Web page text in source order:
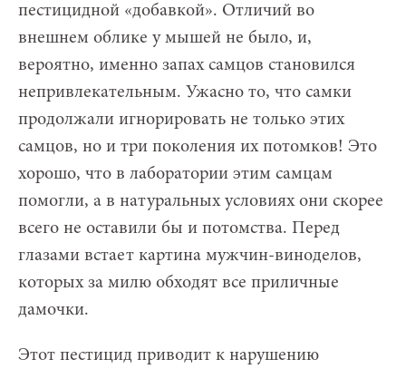
пестицидной «добавкой». Отличий во
внешнем облике у мышей не было, и,
вероятно, именно запах самцов становился
непривлекательным. Ужасно то, что самки
продолжали игнорировать не только этих
самцов, но и три поколения их потомков! Это
хорошо, что в лаборатории этим самцам
помогли, а в натуральных условиях они скорее
всего не оставили бы и потомства. Перед
глазами встает картина мужчин-виноделов,
которых за милю обходят все приличные
дамочки.
Этот пестицид приводит к нарушению